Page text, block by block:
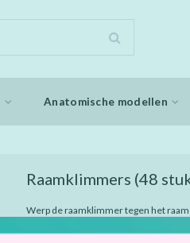
Anatomische modellen
Raamklimmers (48
Werp de raamklimmer tegen het